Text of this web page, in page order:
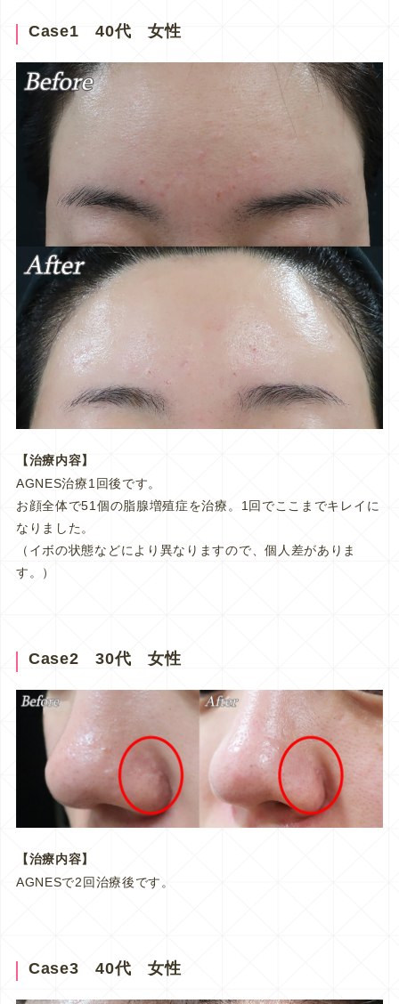
Case1 40代 女性
【治療内容】
AGNES治療1回後です。
お顔全体で51個の脂腺増殖症を治療。1回でここまでキレイに
なりました。
（イボの状態などにより異なりますので、個人差がありま
す。）
Case2 30代 女性
【治療内容】
AGNESで2回治療後です。
Case3 40代 女性